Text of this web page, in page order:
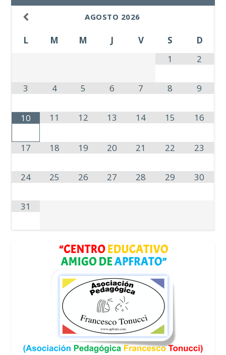
AGOSTO 2026
L M M J V S
D
1
2
3 4 5 6 7 8 9
10 11 12 13 14 15 16
17 18 19 20 21 22 23
24 25 26 27 28 29 30
31